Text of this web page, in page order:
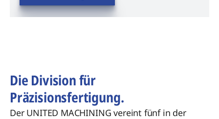
Die Division für
Präzisionsfertigung.
Der UNITED MACHINING vereint fünf in der